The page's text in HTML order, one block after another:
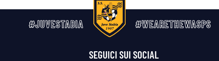
#JUVESTABIA #WEARETHEWASPS
SEGUICI SUI SOCIAL